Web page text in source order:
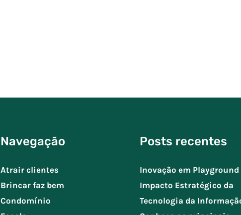
Navegação
Atrair clientes
Brincar faz bem
Condomínio
Posts recentes
Inovação em Playground
Impacto Estratégico da
Tecnologia da